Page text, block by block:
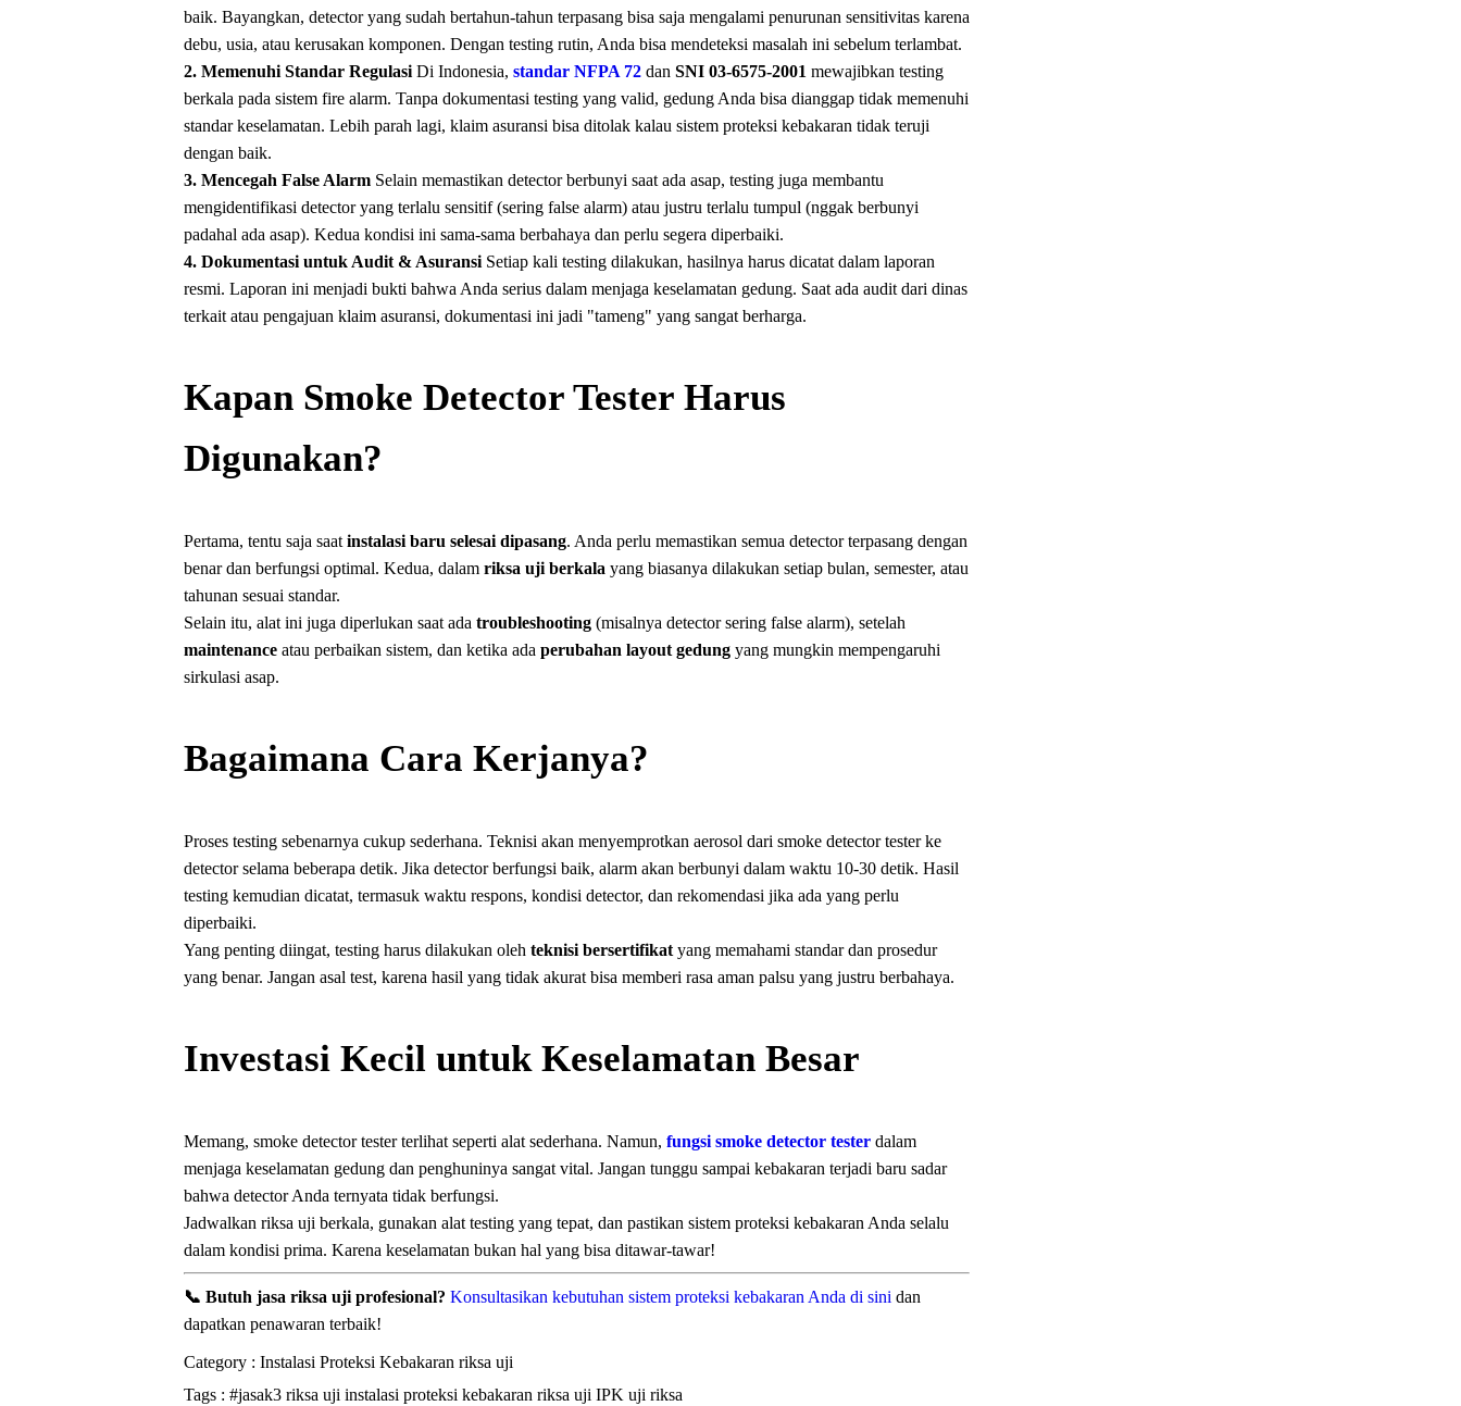
baik. Bayangkan, detector yang sudah bertahun-tahun terpasang bisa saja mengalami penurunan sensitivitas karena
debu, usia, atau kerusakan komponen. Dengan testing rutin, Anda bisa mendeteksi masalah ini sebelum terlambat.
2. Memenuhi Standar Regulasi Di Indonesia,standar NFPA 72 danSNI 03-6575-2001 mewajibkan testing
berkala pada sistem fire alarm. Tanpa dokumentasi testing yang valid, gedung Anda bisa dianggap tidak memenuhi
standar keselamatan. Lebih parah lagi, klaim asuransi bisa ditolak kalau sistem proteksi kebakaran tidak teruji
dengan baik.
3. Mencegah False Alarm Selain memastikan detector berbunyi saat ada asap, testing juga membantu
mengidentifikasi detector yang terlalu sensitif (sering false alarm) atau justru terlalu tumpul (nggak berbunyi
padahal ada asap). Kedua kondisi ini sama-sama berbahaya dan perlu segera diperbaiki.
4. Dokumentasi untuk Audit & Asuransi Setiap kali testing dilakukan, hasilnya harus dicatat dalam laporan
resmi. Laporan ini menjadi bukti bahwa Anda serius dalam menjaga keselamatan gedung. Saat ada audit dari dinas
terkait atau pengajuan klaim asuransi, dokumentasi ini jadi "tameng" yang sangat berharga.
Kapan Smoke Detector Tester Harus
Digunakan?
Pertama, tentu saja saatinstalasi baru selesai dipasang. Anda perlu memastikan semua detector terpasang dengan
benar dan berfungsi optimal. Kedua, dalamriksa uji berkala yang biasanya dilakukan setiap bulan, semester, atau
tahunan sesuai standar.
Selain itu, alat ini juga diperlukan saat adatroubleshooting (misalnya detector sering false alarm), setelah
maintenance atau perbaikan sistem, dan ketika adaperubahan layout gedung yang mungkin mempengaruhi
sirkulasi asap.
Bagaimana Cara Kerjanya?
Proses testing sebenarnya cukup sederhana. Teknisi akan menyemprotkan aerosol dari smoke detector tester ke
detector selama beberapa detik. Jika detector berfungsi baik, alarm akan berbunyi dalam waktu 10-30 detik. Hasil
testing kemudian dicatat, termasuk waktu respons, kondisi detector, dan rekomendasi jika ada yang perlu
diperbaiki.
Yang penting diingat, testing harus dilakukan olehteknisi bersertifikat yang memahami standar dan prosedur
yang benar. Jangan asal test, karena hasil yang tidak akurat bisa memberi rasa aman palsu yang justru berbahaya.
Investasi Kecil untuk Keselamatan Besar
Memang, smoke detector tester terlihat seperti alat sederhana. Namun,fungsi smoke detector tester dalam
menjaga keselamatan gedung dan penghuninya sangat vital. Jangan tunggu sampai kebakaran terjadi baru sadar
bahwa detector Anda ternyata tidak berfungsi.
Jadwalkan riksa uji berkala, gunakan alat testing yang tepat, dan pastikan sistem proteksi kebakaran Anda selalu
dalam kondisi prima. Karena keselamatan bukan hal yang bisa ditawar-tawar!
📞 Butuh jasa riksa uji profesional? Konsultasikan kebutuhan sistem proteksi kebakaran Anda di sini dan
dapatkan penawaran terbaik!
Category : Instalasi Proteksi Kebakaranriksa uji
Tags : #jasak3riksa uji instalasi proteksi kebakaranriksa uji IPKuji riksa